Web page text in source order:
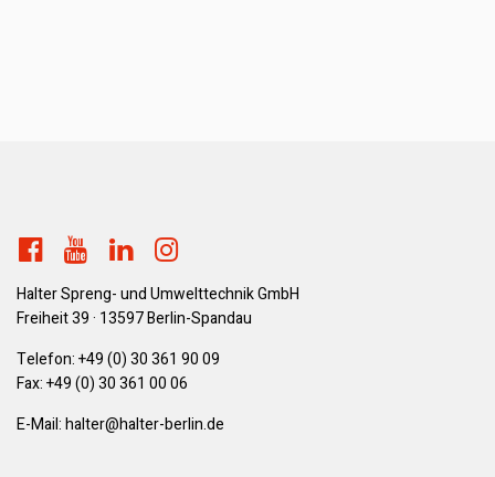
Halter Spreng- und Umwelttechnik GmbH
Freiheit 39 · 13597 Berlin-Spandau
Telefon:+49 (0) 30 361 90 09
Fax: +49 (0) 30 361 00 06
E-Mail:ed.nilreb-retlah@retlah